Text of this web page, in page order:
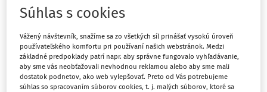
Ups, zatiaľ ste si prečítali len
začiatok...
Súhlas s cookies
Vážený návštevník, snažíme sa zo všetkých síl prinášať vysokú úroveň
používateľského komfortu pri používaní našich webstránok. Medzi
základné predpoklady patrí napr. aby správne fungovalo vyhľadávanie,
aby sme vás neobťažovali nevhodnou reklamou alebo aby sme mali
dostatok podnetov, ako web vylepšovať. Preto od Vás potrebujeme
súhlas so spracovaním súborov cookies, t. j. malých súborov, ktoré sa